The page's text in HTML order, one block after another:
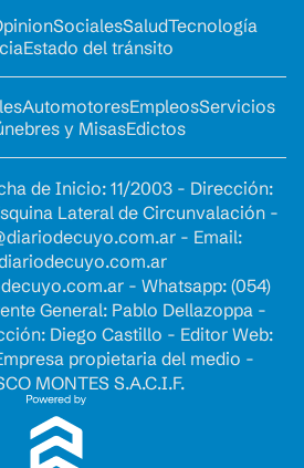
SocialesSaludTecnología
Estado del tránsito
AutomotoresEmpleosServicios
y MisasEdictos
de Inicio: 11/2003 - Dirección:
Lateral de Circunvalación -
- Email:
- Whatsapp: (054)
General: Pablo Dellazoppa -
Diego Castillo - Editor Web:
propietaria del medio -
MONTES S.A.C.I.F.